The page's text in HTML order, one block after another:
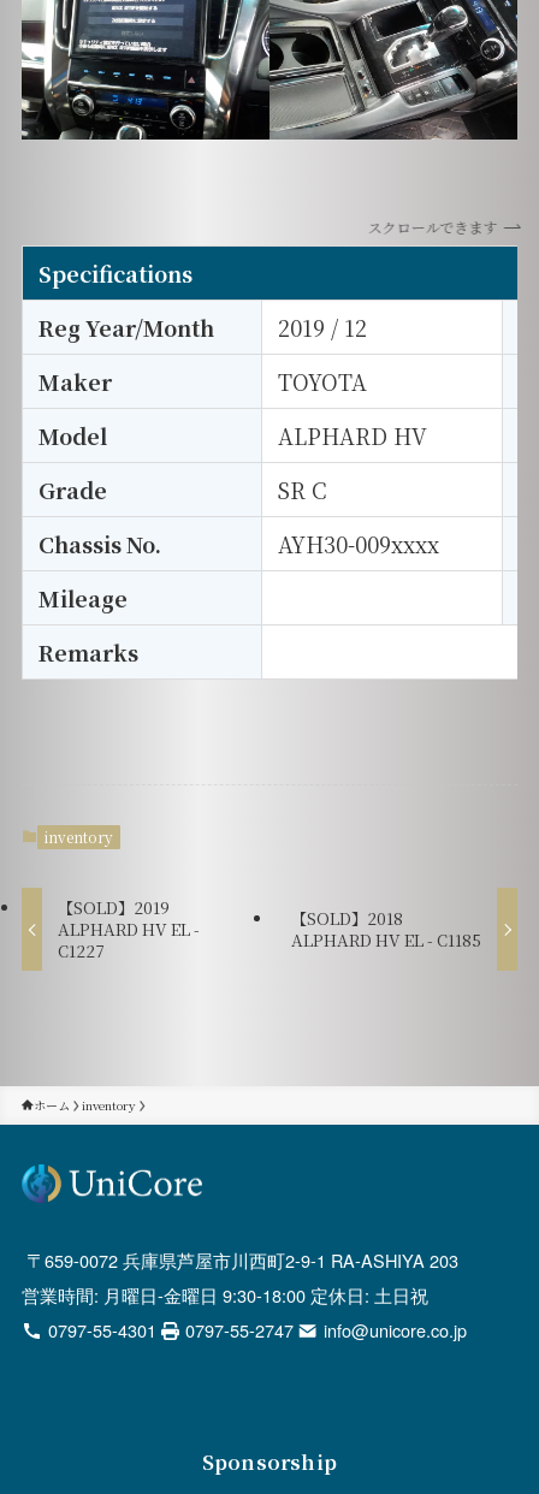
スクロールできます
Specifications
Reg Year/Month
2019 / 12
Maker
TOYOTA
Model
ALPHARD HV
Grade
SR C
Chassis No.
AYH30-009xxxx
Mileage
Remarks
inventory
【SOLD】2019
ALPHARD HV EL -
C1227
【SOLD】2018
ALPHARD HV EL - C1185
ホーム inventory
659-0072 兵庫県芦屋市川西町2-9-1 RA-ASHIYA 203
営業時間: 月曜日-金曜日 9:30-18:00 定休日: 土日祝
0797-55-4301
0797-55-2747 info@unicore.co.jp
Sponsorship